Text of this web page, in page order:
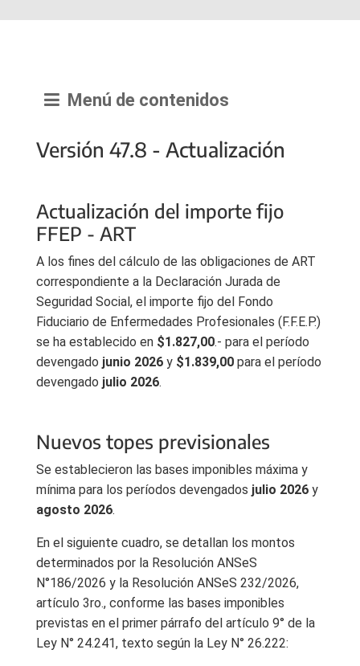
Menú de contenidos
Versión 47.8 - Actualización
Actualización del importe fijo
FFEP - ART
A los fines del cálculo de las obligaciones de ART
correspondiente a la Declaración Jurada de
Seguridad Social, el importe fijo del Fondo
Fiduciario de Enfermedades Profesionales (F.F.E.P.)
se ha establecido en $1.827,00.- para el período
devengado junio 2026 y $1.839,00 para el período
devengado julio 2026.
Nuevos topes previsionales
Se establecieron las bases imponibles máxima y
mínima para los períodos devengados julio 2026 y
agosto 2026.
En el siguiente cuadro, se detallan los montos
determinados por la Resolución ANSeS
N°186/2026 y la Resolución ANSeS 232/2026,
artículo 3ro., conforme las bases imponibles
previstas en el primer párrafo del artículo 9° de la
Ley N° 24.241, texto según la Ley N° 26.222: